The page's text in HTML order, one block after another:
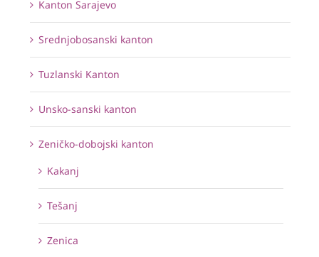
Kanton Sarajevo
Srednjobosanski kanton
Tuzlanski Kanton
Unsko-sanski kanton
Zeničko-dobojski kanton
Kakanj
Tešanj
Zenica